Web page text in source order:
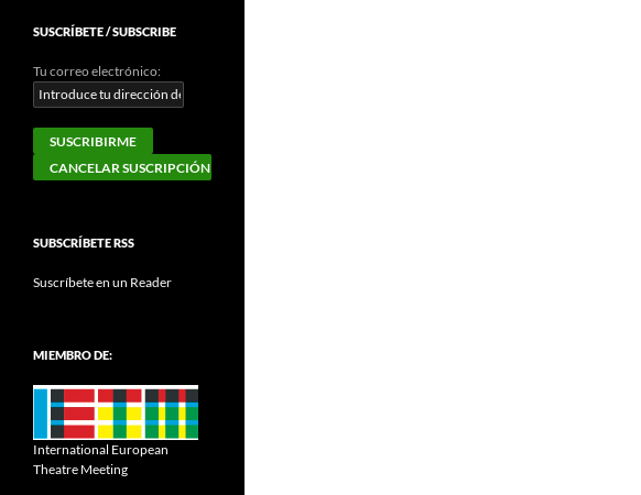
SUSCRÍBETE / SUBSCRIBE
Tu correo electrónico:
SUBSCRÍBETE RSS
Suscríbete en un Reader
MIEMBRO DE:
International European
Theatre Meeting